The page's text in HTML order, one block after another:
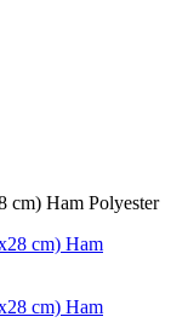
cm) Ham Polyester